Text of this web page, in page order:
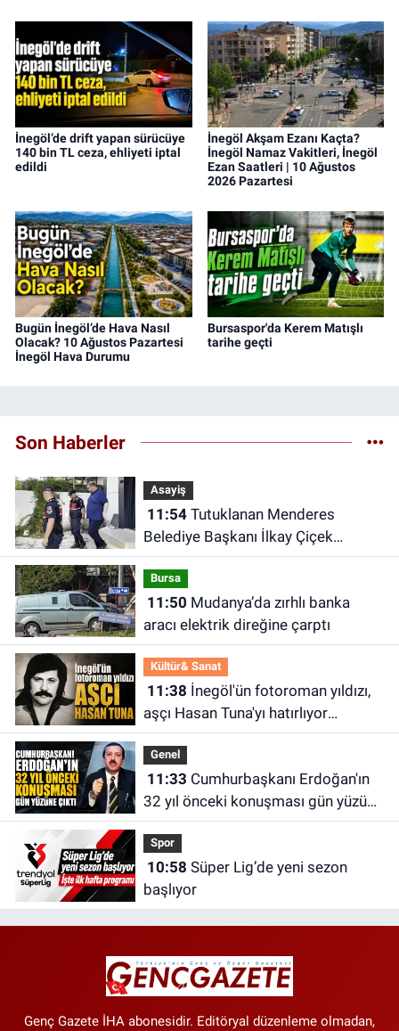
İnegöl’de drift yapan sürücüye
140 bin TL ceza, ehliyeti iptal
edildi
İnegöl Akşam Ezanı Kaçta?
İnegöl Namaz Vakitleri, İnegöl
Ezan Saatleri | 10 Ağustos
2026 Pazartesi
Bugün İnegöl’de Hava Nasıl
Olacak? 10 Ağustos Pazartesi
İnegöl Hava Durumu
Bursaspor'da Kerem Matışlı
tarihe geçti
Son Haberler
Asayiş
11:54Tutuklanan Menderes
Belediye Başkanı İlkay Çiçek
CHP’den istifa etti
Bursa
11:50
aracı elektrik direğine çarptı
Kültür& Sanat
11:38
aşçı Hasan Tuna'yı hatırlıyor
musunuz?
Genel
11:33
32 yıl önceki konuşması gün yüzüne
çıktı
Spor
10:58
başlıyor
Genç Gazete İHA abonesidir. Editöryal düzenleme olmadan,